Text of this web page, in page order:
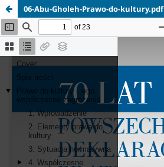
06-Abu-Gholeh-Prawo-do-kultury.pdf